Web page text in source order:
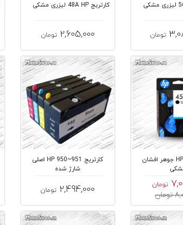
تومان
کارتریج 48A HP لیزری مشکی
2,605,000 تومان
کارتریج HP 45 جوهر افشان
تومان
کارتریج 951~950 HP اصلی
شارژ شده
2,494,000 تومان